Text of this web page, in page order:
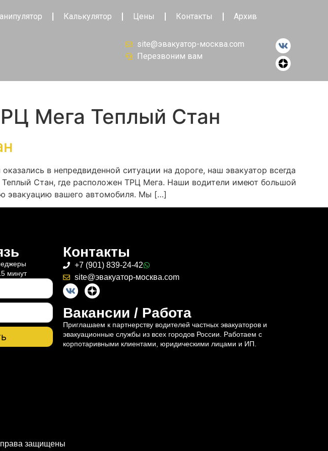
Калькулятор Цены Контакты Архив
site@эвакуатор-москва.com
Перезвоним вам
Мега Теплый Стан
в непредвиденной ситуации на дороге, наш эвакуатор всегда
Стан, где расположен ТРЦ Мега. Наши водители имеют большой
эвакуацию вашего автомобиля. Мы […]
минут
Контакты
+7 (901) 839-24-42
site@эвакуатор-москва.com
Вакансии / Работа
Приглашаем к партнерству водителей частных эвакуаторов и
эвакуационные службы из всех городов России. Работаем с
корпотаривными клиентами, юридическими лицами и ИП.
защищены